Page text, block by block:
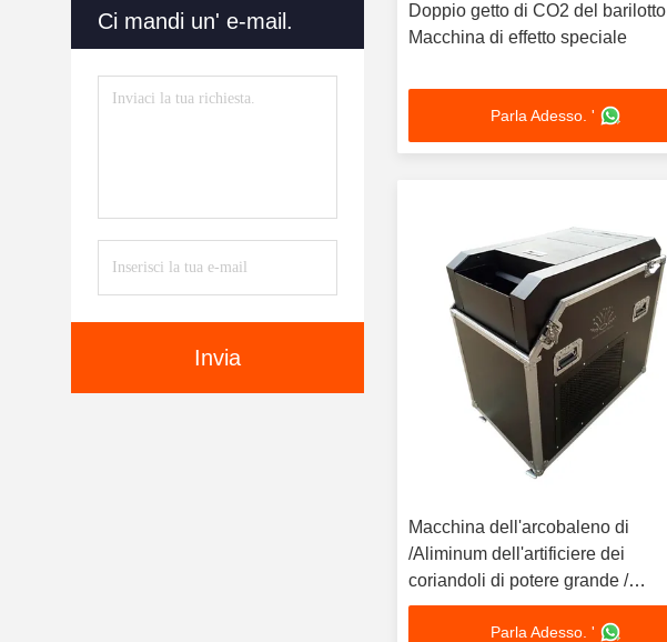
Ci mandi un' e-mail.
Invia
Doppio getto di CO2 del barilotto /
Macchina di effetto speciale
Parla Adesso. '
Macchina dell'arcobaleno di
/Aliminum dell'artificiere dei
coriandoli di potere grande /
Macchina di effetto speciale
Parla Adesso. '